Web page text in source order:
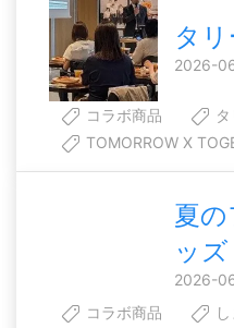
タ
2026-
コラボ商品
TOMORROW X
夏
ッズ
2026-
コラボ商品